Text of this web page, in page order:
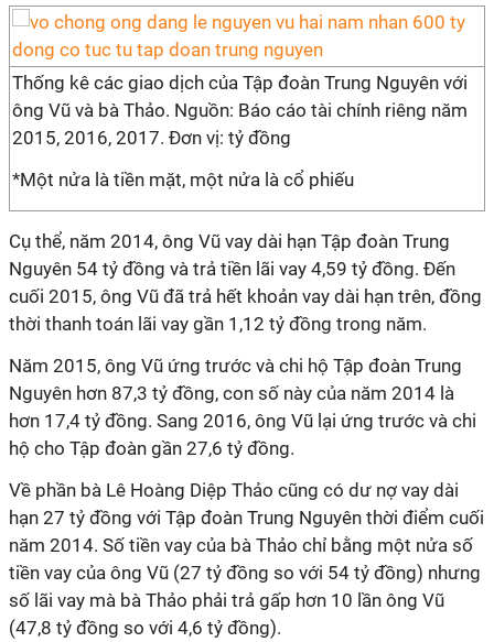
Thống kê các giao dịch của Tập đoàn Trung Nguyên với
ông Vũ và bà Thảo. Nguồn: Báo cáo tài chính riêng năm
2015, 2016, 2017. Đơn vị: tỷ đồng
*Một nửa là tiền mặt, một nửa là cổ phiếu
Cụ thể, năm 2014, ông Vũ vay dài hạn Tập đoàn Trung
Nguyên 54 tỷ đồng và trả tiền lãi vay 4,59 tỷ đồng. Đến
cuối 2015, ông Vũ đã trả hết khoản vay dài hạn trên, đồng
thời thanh toán lãi vay gần 1,12 tỷ đồng trong năm.
Năm 2015, ông Vũ ứng trước và chi hộ Tập đoàn Trung
Nguyên hơn 87,3 tỷ đồng, con số này của năm 2014 là
hơn 17,4 tỷ đồng. Sang 2016, ông Vũ lại ứng trước và chi
hộ cho Tập đoàn gần 27,6 tỷ đồng.
Về phần bà Lê Hoàng Diệp Thảo cũng có dư nợ vay dài
hạn 27 tỷ đồng với Tập đoàn Trung Nguyên thời điểm cuối
năm 2014. Số tiền vay của bà Thảo chỉ bằng một nửa số
tiền vay của ông Vũ (27 tỷ đồng so với 54 tỷ đồng) nhưng
số lãi vay mà bà Thảo phải trả gấp hơn 10 lần ông Vũ
(47,8 tỷ đồng so với 4,6 tỷ đồng).